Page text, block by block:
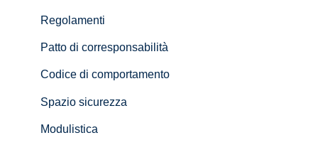
Regolamenti
Patto di corresponsabilità
Codice di comportamento
Spazio sicurezza
Modulistica